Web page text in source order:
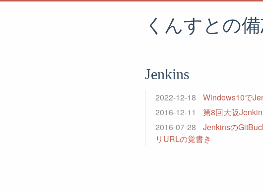
くんすとの
Jenkins
2022-12-18
Windows10で
2016-12-11
第8回大阪
2016-07-28
Jenkinsの
リURLの覚書き